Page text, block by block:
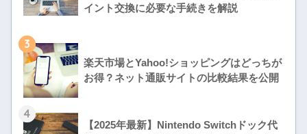
イント交換に必要な手続きを解説
3
楽天市場とYahoo!ショッピングはどっちが
お得？ネット通販サイトの比較結果を公開
4
【2025年最新】Nintendo Switchドック代